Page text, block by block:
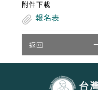
附件下載
報名表
返回